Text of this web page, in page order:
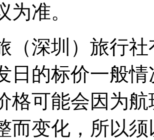
为准。
（深圳）旅行
日的标价一般
格可能会因为
而变化，所以